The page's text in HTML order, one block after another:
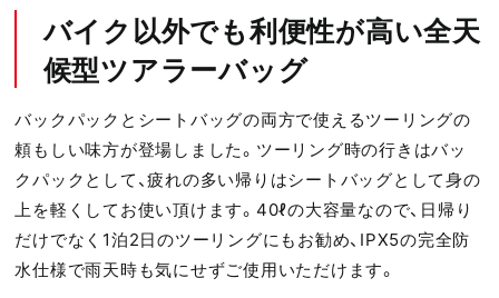
バイク以外でも利便性が高い全天
候型ツアラーバッグ
バックパックとシートバッグの両方で使えるツーリングの
頼もしい味方が登場しました。ツーリング時の行きはバッ
クパックとして、疲れの多い帰りはシートバッグとして身の
上を軽くしてお使い頂けます。40ℓの大容量なので、日帰り
だけでなく1泊2日のツーリングにもお勧め、IPX5の完全防
水仕様で雨天時も気にせずご使用いただけます。